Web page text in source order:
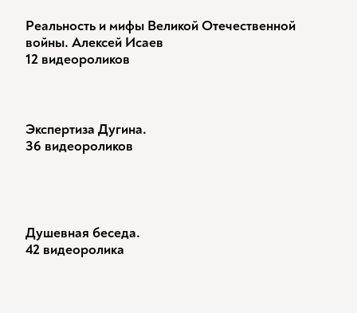
Реальность и мифы Великой Отечественной
войны. Алексей Исаев
12 видеороликов
Экспертиза Дугина.
36 видеороликов
Душевная беседа.
42 видеоролика